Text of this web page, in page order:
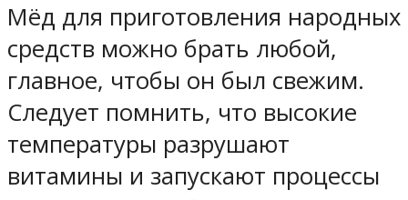
Мёд для приготовления народных
средств можно брать любой,
главное, чтобы он был свежим.
Следует помнить, что высокие
температуры разрушают
витамины и запускают процессы